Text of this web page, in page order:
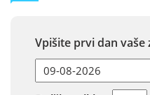
Vpišite prvi dan